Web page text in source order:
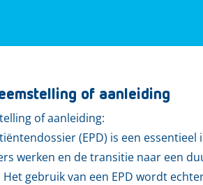
of aanleiding
of aanleiding:
(EPD) is een
werken en de transitie naar een
gebruik van een EPD wordt